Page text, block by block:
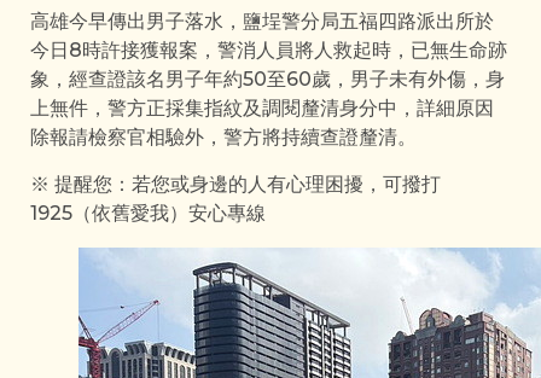
高雄今早傳出男子落水，鹽埕警分局五福四路派出所於
今日8時許接獲報案，警消人員將人救起時，已無生命跡
象，經查證該名男子年約50至60歲，男子未有外傷，身
上無件，警方正採集指紋及調閱釐清身分中，詳細原因
除報請檢察官相驗外，警方將持續查證釐清。
※ 提醒您：若您或身邊的人有心理困擾，可撥打
1925（依舊愛我）安心專線